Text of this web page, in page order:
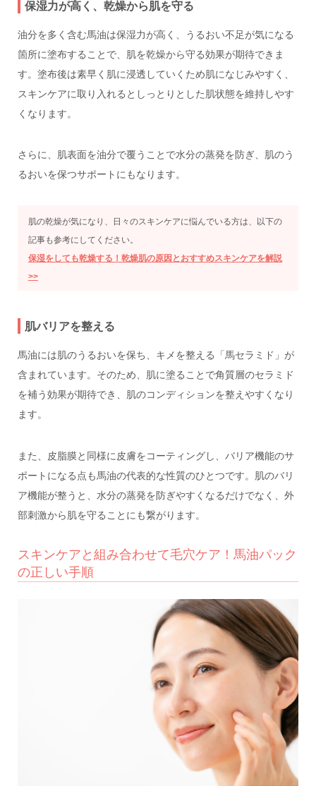
保湿力が高く、乾燥から肌を守る
油分を多く含む馬油は保湿力が高く、うるおい不足が気になる
箇所に塗布することで、肌を乾燥から守る効果が期待できま
す。塗布後は素早く肌に浸透していくため肌になじみやすく、
スキンケアに取り入れるとしっとりとした肌状態を維持しやす
くなります。
さらに、肌表面を油分で覆うことで水分の蒸発を防ぎ、肌のう
るおいを保つサポートにもなります。
肌の乾燥が気になり、日々のスキンケアに悩んでいる方は、以下の
記事も参考にしてください。
保湿をしても乾燥する！乾燥肌の原因とおすすめスキンケアを解説
>>
肌バリアを整える
馬油には肌のうるおいを保ち、キメを整える「馬セラミド」が
含まれています。そのため、肌に塗ることで角質層のセラミド
を補う効果が期待でき、肌のコンディションを整えやすくなり
ます。
また、皮脂膜と同様に皮膚をコーティングし、バリア機能のサ
ポートになる点も馬油の代表的な性質のひとつです。肌のバリ
ア機能が整うと、水分の蒸発を防ぎやすくなるだけでなく、外
部刺激から肌を守ることにも繋がります。
スキンケアと組み合わせて毛穴ケア！馬油パック
の正しい手順